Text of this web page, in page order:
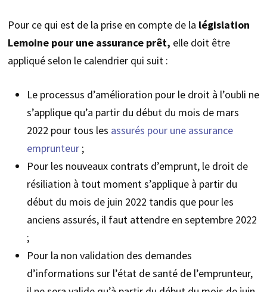
Pour ce qui est de la prise en compte de la législation
Lemoine pour une assurance prêt, elle doit être
appliqué selon le calendrier qui suit :
Le processus d’amélioration pour le droit à l’oubli ne
s’applique qu’a partir du début du mois de mars
2022 pour tous les assurés pour une assurance
emprunteur;
Pour les nouveaux contrats d’emprunt, le droit de
résiliation à tout moment s’applique à partir du
début du mois de juin 2022 tandis que pour les
anciens assurés, il faut attendre en septembre 2022
;
Pour la non validation des demandes
d’informations sur l’état de santé de l’emprunteur,